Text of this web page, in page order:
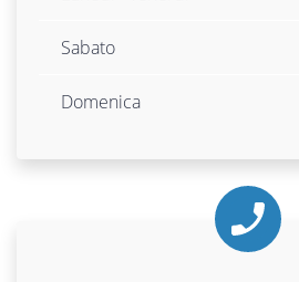
Sabato
Domenica